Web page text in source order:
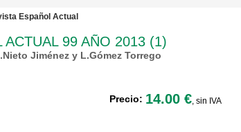
Español Actual
ACTUAL 99 AÑO 2013 (1)
Jiménez y L.Gómez Torrego
Precio: 14.00 €, sin IVA